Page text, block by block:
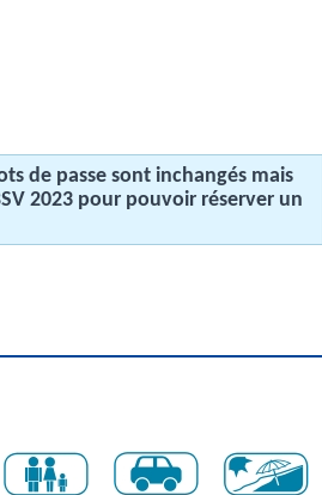
de passe sont inchangés mais
2023 pour pouvoir réserver un